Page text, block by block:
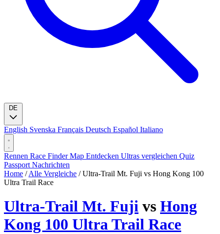
English Svenska Français Deutsch Español Italiano
Rennen Race FinderMap Entdecken Ultras vergleichen Quiz
Passport Nachrichten
Home / Alle Vergleiche / Ultra-Trail Mt. Fuji vs Hong Kong 100
Ultra Trail Race
Ultra-Trail Mt. Fuji vs Hong
Kong 100 Ultra Trail Race